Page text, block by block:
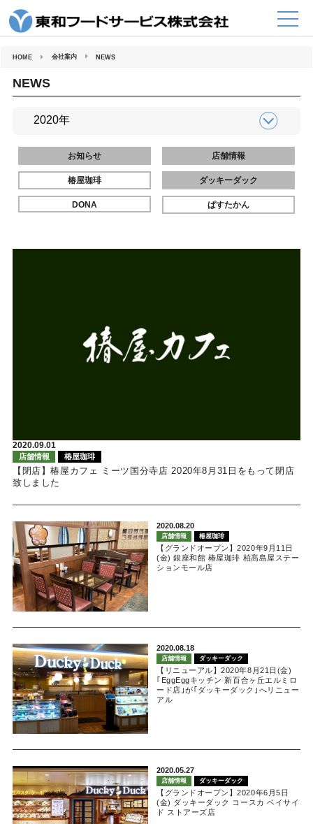
HOME 会社案内 NEWS
NEWS
お知らせ 店舗情報
椿屋珈琲 ダッキーダック
DONA ぱすたかん
2020.09.01
店舗情報 椿屋珈琲
【閉店】椿屋カフェ ミーツ国分寺店 2020年8月31日をもって閉店
致しました
2020.08.20
店舗情報 椿屋珈琲
【グランドオープン】2020年9月11日
(金) 銀座和館 椿屋珈琲 柏髙島屋ステー
ションモール店
2020.08.18
店舗情報 ダッキーダック
【リニューアル】2020年8月21日(金)
｢EggEggキッチン 新百合ヶ丘エルミロ
ード店｣が｢ダッキーダック｣へリニュー
アル
2020.05.27
店舗情報 ダッキーダック
【グランドオープン】2020年6月5日
(金) ダッキーダック コースカ ベイサイ
ド ストアーズ店